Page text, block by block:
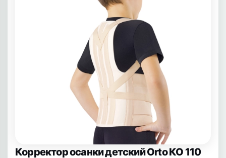
Корректор осанки детский Orto КО 110